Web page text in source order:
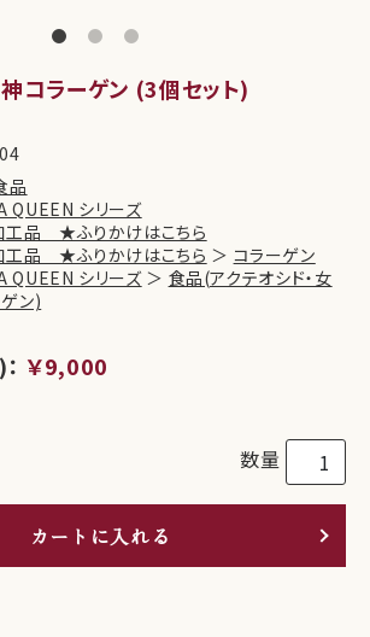
神コラーゲン (3個セット)
品
QUEEN シリーズ
工品 ★ふりかけはこちら
工品 ★ふりかけはこちら ＞ コラーゲン
QUEEN シリーズ ＞ 食品(アクテオシド・女
ン)
￥9,000
数量
カートに入れる